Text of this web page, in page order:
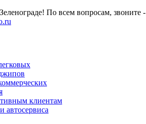
По всем вопросам, звоните -
клиентам
автосервиса